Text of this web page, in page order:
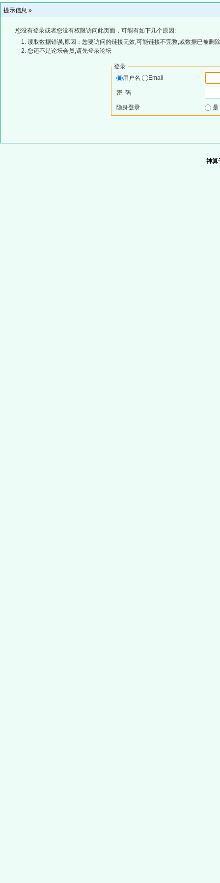
提示信息 »
您没有登录或者您没有权限访问此页面，可能有如下几个原因:
读取数据错误,原因：您要访问的链接无效,可能链接不完整,或数据已被删
您还不是论坛会员,请先登录论坛
登录
用户名
Email
密 码
隐身登录
神算